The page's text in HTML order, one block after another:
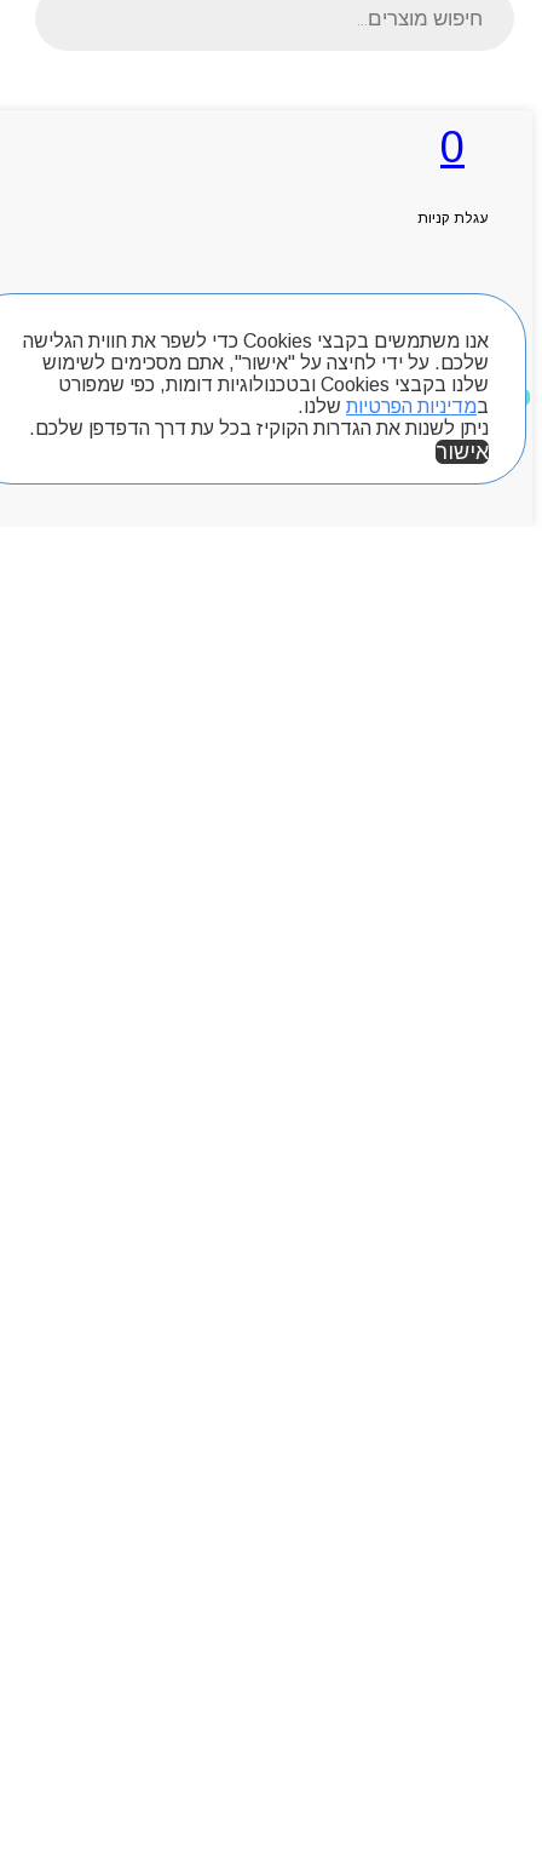
אנו משתמשים בקבצי Cookies כדי לשפר את חווית הגלישה
שלכם. על ידי לחיצה על "אישור", אתם מסכימים לשימוש
שלנו בקבצי Cookies ובטכנולוגיות דומות, כפי שמפורט
במדיניות הפרטיות שלנו.
ניתן לשנות את הגדרות הקוקיז בכל עת דרך הדפדפן שלכם.
אישור
0
עגלת קניות
חיפוש מוצרים
מוצרים שאהבתי
search
ראשי
אודותניו
המגזין
Byou